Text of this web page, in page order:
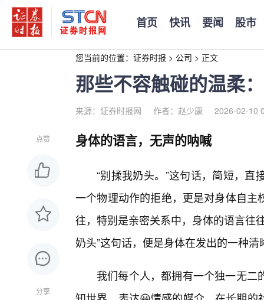
首页 快讯 要闻 股市
您当前的位置： 证券时报 > 公司 > 正文
那些不容触碰的温柔
来源：证券时报网 作者：赵少康 2026-02-10
点赞
分享
身体的语言，无声的呐喊
“别揉我奶头。”这句话，简短，
一个物理动作的拒绝，更是对身体自
往，特别是亲密关系中，身体的语言往
奶头”这句话，便是身体在发出的一种
我们每个人，都拥有一个独一无